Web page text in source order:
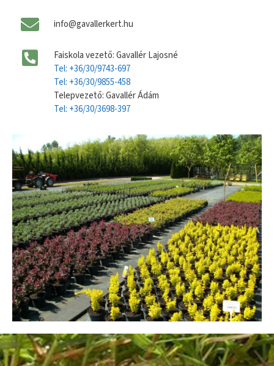
info@gavallerkert.hu
Faiskola vezető: Gavallér Lajosné
Tel: +36/30/9743-697
Tel: +36/30/9855-458
Telepvezető: Gavallér Ádám
Tel: +36/30/3698-397